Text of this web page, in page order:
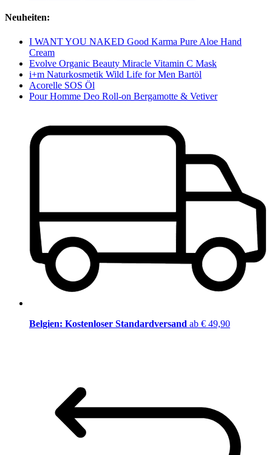
Neuheiten:
I WANT YOU NAKED Good Karma Pure Aloe Hand
Cream
Evolve Organic Beauty Miracle Vitamin C Mask
i+m Naturkosmetik Wild Life for Men Bartöl
Acorelle SOS Öl
Pour Homme Deo Roll-on Bergamotte & Vetiver
Belgien: Kostenloser Standardversand ab € 49,90